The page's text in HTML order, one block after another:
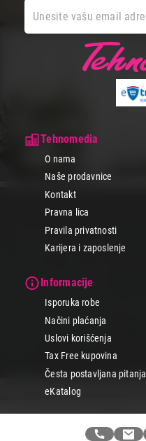
Tehnomedia
O nama
Naše prodavnice
Kontakt
Pravna lica
Pravila privatnosti
Karijera i zaposlenje
Informacije
Isporuka robe
Načini plaćanja
Uslovi korišćenja
Tax Free kupovina
Česta postavljana pitanja
eKatalog
Korisnički servis